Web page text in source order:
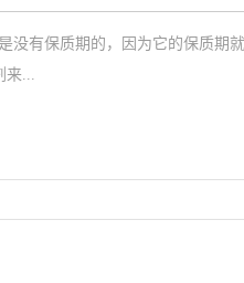
没有保质期的，因为它的保质期
来...